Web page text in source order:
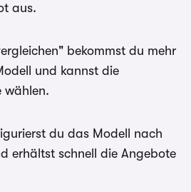
aus.
bekommst du mehr
und kannst die
wählen.
du das Modell nach
erhältst schnell die Angebote